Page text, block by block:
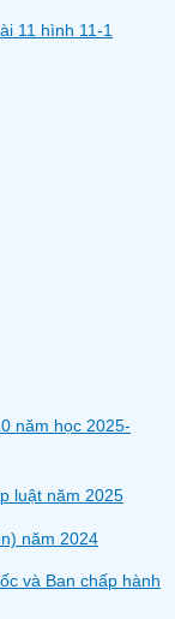
11 hình 11-1
năm học 2025-
luật năm 2025
năm 2024
và Ban chấp hành